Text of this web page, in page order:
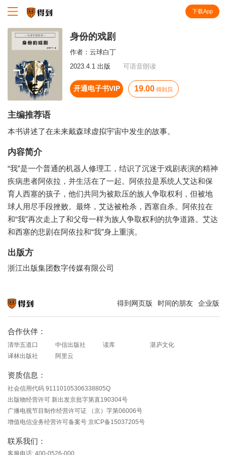
下载App
身份的戏剧
作者： 云球白丁
2023.4.1 出版
可语音朗读
开通电子书VIP 19.00 得到贝
主编推荐语
本书讲述了在未来戴森球虚拟宇宙中发生的故事。
内容简介
“我”是一个普通的机器人修理工，结识了沉迷于戏剧表演的精神
疾病患者阿依拉，并生活在了一起。阿依拉是系统人艾达和保
育人西塞的孩子，他们共同为被欺压的族人争取权利，但被地
球人用尽手段挫败。最终，艾达被枪杀，西塞自杀。阿依拉在
和“我”再次走上了和父母一样为族人争取权利的抗争道路。艾达
和西塞的悲剧在阿依拉和“我”身上重演。
出版方
浙江出版集团数字传媒有限公司
得到网页版 时间的朋友 企业版
合作伙伴：
清华五道口 中信出版社 读库
湛庐文化
译林出版社
阿里云
资质信息：
社会信用代码 91110105306338805Q
出版物经营许可 新出发京批字第直190304号
广播电视节目制作经营许可证 （京）字第06006号
增值电信业务经营许可备案号 京ICP备15037205号
联系我们：
客服电话: 400-0526-000